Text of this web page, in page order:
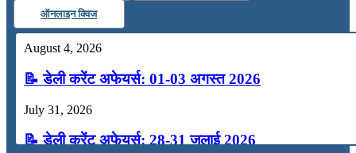
ऑनलाइन क्विज
August 4, 2026
📝 डेली करेंट अफेयर्स: 01-03 अगस्त 2026
July 31, 2026
📝 डेली करेंट अफेयर्स: 28-31 जुलाई 2026